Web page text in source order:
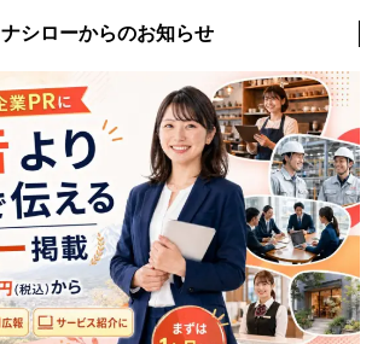
ナシローからのお知らせ